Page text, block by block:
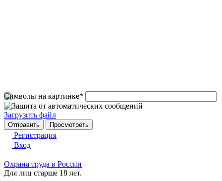
Символы на картинке*
Загрузить файл
Регистрация
Вход
Охрана труда в России
Для лиц старше 18 лет.